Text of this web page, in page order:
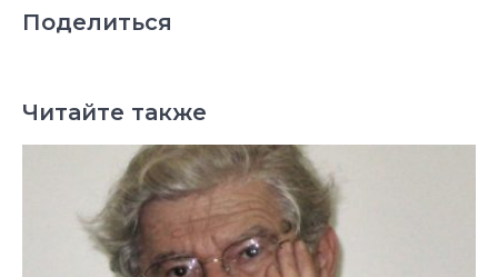
Поделиться
Читайте также